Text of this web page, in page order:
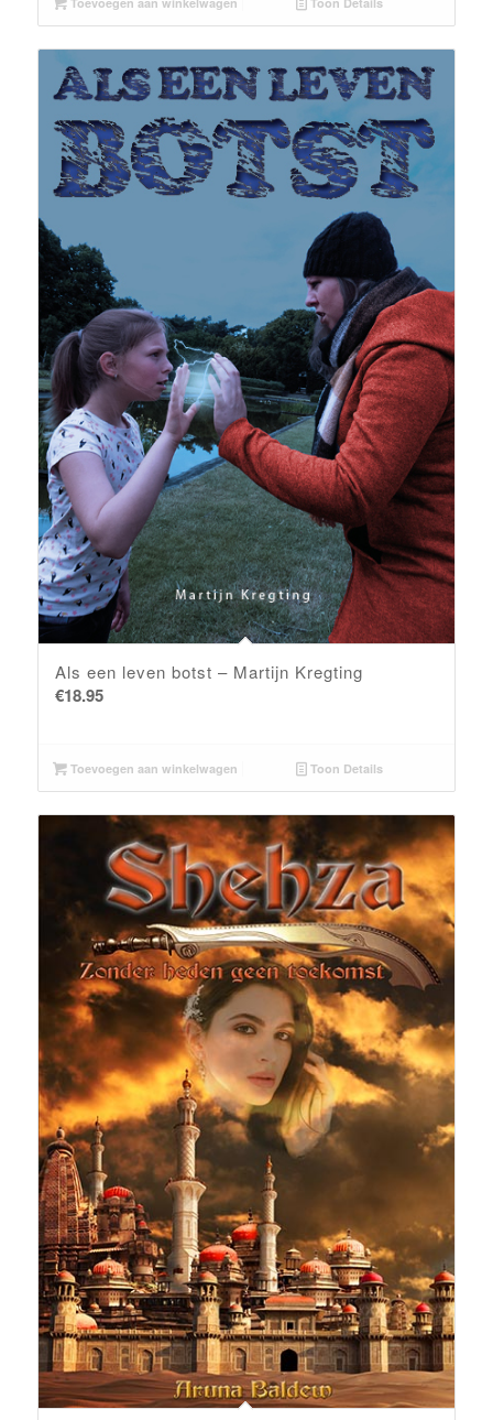
Als een leven botst – Martijn Kregting
€18.95
Toevoegen aan winkelwagen Toon Details